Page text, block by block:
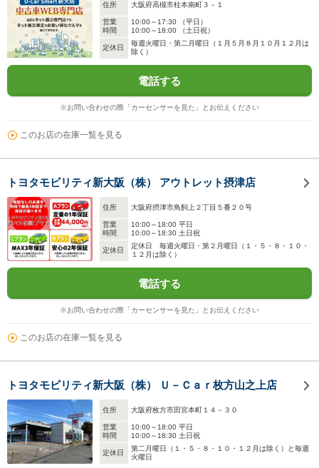
住所 大阪府高槻市柱本南町３－１
営業
時間
10:00～17:30 （平日）
10:00～18:00 （土日祝）
定休日
毎週火曜日・第二月曜日（１月５月８月１０月１２月は
除く）
電話する
※お問い合わせの際「カーセンサーを見た」とお伝えください
このお店の在庫一覧を見る
トヨタモビリティ新大阪（株） アウトレット摂津店
住所 大阪府摂津市鳥飼上２丁目５番２０号
営業
時間
10:00～18:00 平日
10:00～18:30 土日祝
定休日
定休日 毎週火曜日・第２月曜日（１・５・８・１０・
１２月は除く）
電話する
※お問い合わせの際「カーセンサーを見た」とお伝えください
このお店の在庫一覧を見る
トヨタモビリティ新大阪（株） Ｕ－Ｃａｒ枚方山之上店
住所 大阪府枚方市田宮本町１４－３０
営業
時間
10:00～18:00 平日
10:00～18:30 土日祝
定休日
第二月曜日（１・５・８・１０・１２月は除く）と毎週
火曜日